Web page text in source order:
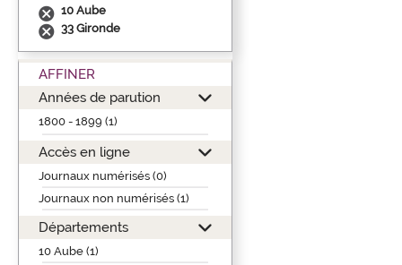
10 Aube
33 Gironde
AFFINER
Années de parution
1800 - 1899 (1)
Accès en ligne
Journaux numérisés (0)
Journaux non numérisés (1)
Départements
10 Aube (1)